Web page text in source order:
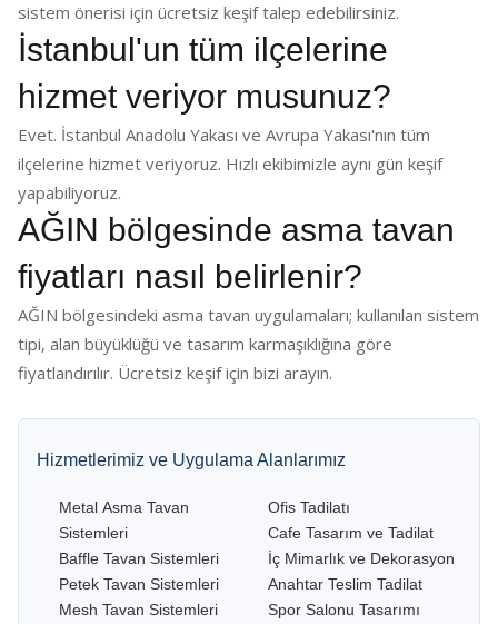
sistem önerisi için ücretsiz keşif talep edebilirsiniz.
İstanbul'un tüm ilçelerine
hizmet veriyor musunuz?
Evet. İstanbul Anadolu Yakası ve Avrupa Yakası'nın tüm
ilçelerine hizmet veriyoruz. Hızlı ekibimizle aynı gün keşif
yapabiliyoruz.
AĞIN bölgesinde asma tavan
fiyatları nasıl belirlenir?
AĞIN bölgesindeki asma tavan uygulamaları; kullanılan sistem
tipi, alan büyüklüğü ve tasarım karmaşıklığına göre
fiyatlandırılır. Ücretsiz keşif için bizi arayın.
Hizmetlerimiz ve Uygulama Alanlarımız
Metal Asma Tavan
Sistemleri
Baffle Tavan Sistemleri
Petek Tavan Sistemleri
Mesh Tavan Sistemleri
Ofis Tadilatı
Cafe Tasarım ve Tadilat
İç Mimarlık ve Dekorasyon
Anahtar Teslim Tadilat
Spor Salonu Tasarımı